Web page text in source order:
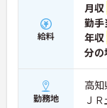
給料
月収
勤手
年収
分の
勤務地
高
Ｊ